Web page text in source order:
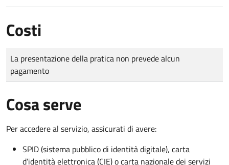
Costi
Tipo di pagamento
Importo
La presentazione della pratica non prevede alcun
pagamento
Cosa serve
Per accedere al servizio, assicurati di avere:
SPID (sistema pubblico di identità digitale), carta
d’identità elettronica (CIE) o carta nazionale dei servizi